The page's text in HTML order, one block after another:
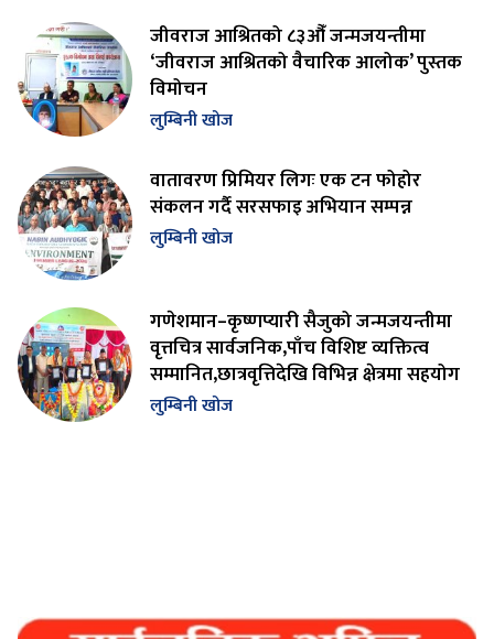
जीवराज आश्रितको ८३औँ जन्मजयन्तीमा
‘जीवराज आश्रितको वैचारिक आलोक’ पुस्तक
विमोचन
लुम्बिनी खोज
वातावरण प्रिमियर लिगः एक टन फोहोर
संकलन गर्दै सरसफाइ अभियान सम्पन्न
लुम्बिनी खोज
गणेशमान–कृष्णप्यारी सैजुको जन्मजयन्तीमा
वृत्तचित्र सार्वजनिक,पाँच विशिष्ट व्यक्तित्व
सम्मानित,छात्रवृत्तिदेखि विभिन्न क्षेत्रमा सहयोग
लुम्बिनी खोज